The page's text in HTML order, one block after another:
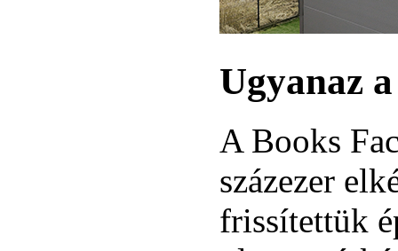
Ugyanaz
A Books
százezer
frissítettük